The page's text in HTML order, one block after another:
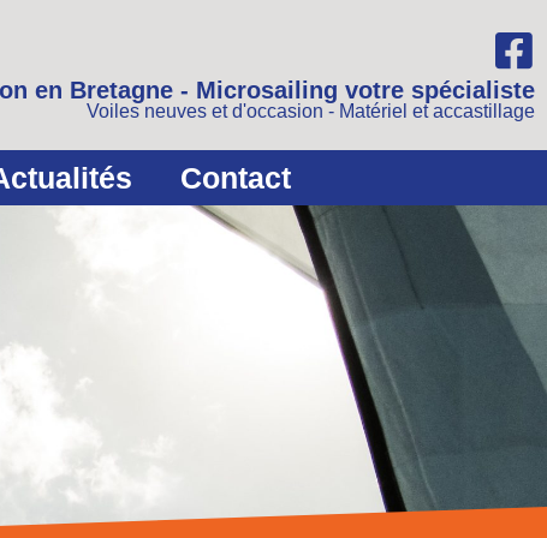
en Bretagne - Microsailing votre spécialiste
Voiles neuves et d'occasion - Matériel et accastillage
Contact